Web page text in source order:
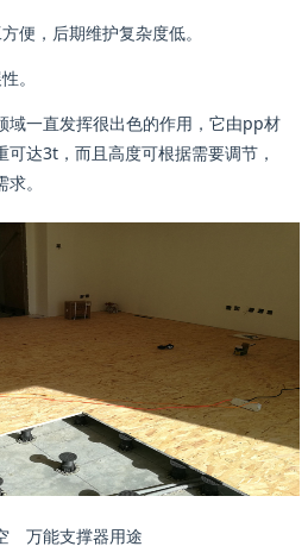
便，后期维护复杂度低。
。
域一直发挥很出色的作用，它由pp材
达3t，而且高度可根据需要调节，
。
万能支撑器用途